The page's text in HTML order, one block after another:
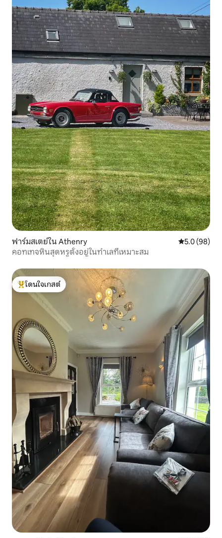
ฟาร์มสเตย์ใน Athenry คะแนนเฉลี่ย
5.0 (98)
คอทเทจหินสุดหรูตั้งอยู่ในทำเลที่เหมาะสม
โดนใจเกสต์ที่สุด
โดนใจเกสต์